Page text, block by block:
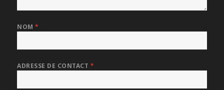
NOM*
ADRESSE DE CONTACT *